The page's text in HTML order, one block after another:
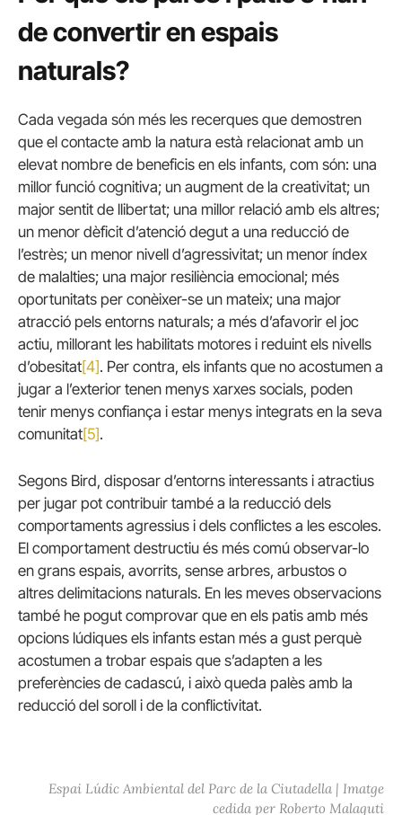
de convertir en espais
naturals?
Cada vegada són més les recerques que demostren
que el contacte amb la natura està relacionat amb un
elevat nombre de beneficis en els infants, com són: una
millor funció cognitiva; un augment de la creativitat; un
major sentit de llibertat; una millor relació amb els altres;
un menor dèficit d’atenció degut a una reducció de
l’estrès; un menor nivell d’agressivitat; un menor índex
de malalties; una major resiliència emocional; més
oportunitats per conèixer-se un mateix; una major
atracció pels entorns naturals; a més d’afavorir el joc
actiu, millorant les habilitats motores i reduint els nivells
d’obesitat[4]. Per contra, els infants que no acostumen a
jugar a l’exterior tenen menys xarxes socials, poden
tenir menys confiança i estar menys integrats en la seva
comunitat[5].
Segons Bird, disposar d’entorns interessants i atractius
per jugar pot contribuir també a la reducció dels
comportaments agressius i dels conflictes a les escoles.
El comportament destructiu és més comú observar-lo
en grans espais, avorrits, sense arbres, arbustos o
altres delimitacions naturals. En les meves observacions
també he pogut comprovar que en els patis amb més
opcions lúdiques els infants estan més a gust perquè
acostumen a trobar espais que s’adapten a les
preferències de cadascú, i això queda palès amb la
reducció del soroll i de la conflictivitat.
Espai Lúdic Ambiental del Parc de la Ciutadella | Imatge
cedida per Roberto Malaguti